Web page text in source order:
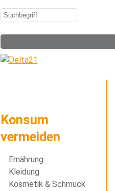
Konsum
vermeiden
Ernährung
Kleidung
Kosmetik & Schmuck